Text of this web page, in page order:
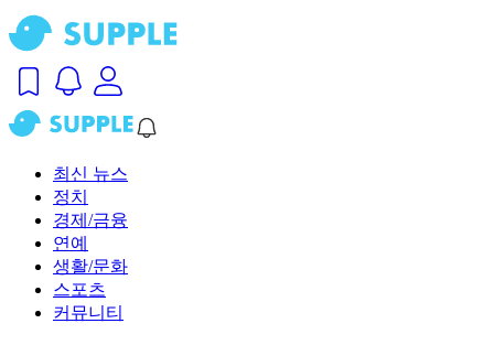
최신 뉴스
정치
경제/금융
연예
생활/문화
스포츠
커뮤니티